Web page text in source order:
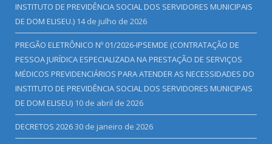
INSTITUTO DE PREVIDÊNCIA SOCIAL DOS SERVIDORES MUNICIPAIS
DE DOM ELISEU.) 14 de julho de 2026
PREGÃO ELETRÔNICO Nº 01/2026-IPSEMDE (CONTRATAÇÃO DE
PESSOA JURÍDICA ESPECIALIZADA NA PRESTAÇÃO DE SERVIÇOS
MÉDICOS PREVIDENCIÁRIOS PARA ATENDER AS NECESSIDADES DO
INSTITUTO DE PREVIDÊNCIA SOCIAL DOS SERVIDORES MUNICIPAIS
DE DOM ELISEU) 10 de abril de 2026
DECRETOS 202630 de janeiro de 2026